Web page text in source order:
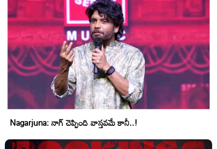
Nagarjuna: నాగ్ చెప్పింది వాస్తవమే కానీ..!